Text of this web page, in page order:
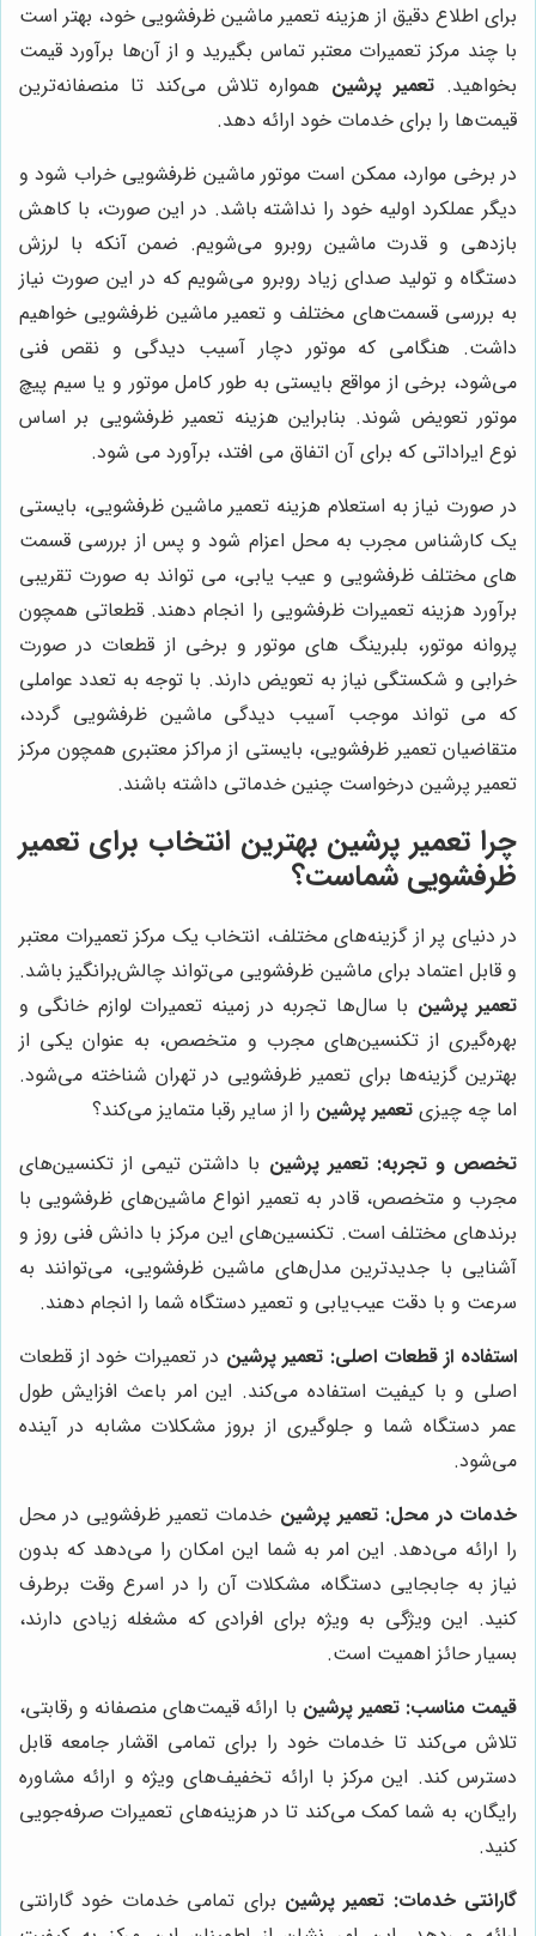
برای اطلاع دقیق از هزینه تعمیر ماشین ظرفشویی خود، بهتر است
با چند مرکز تعمیرات معتبر تماس بگیرید و از آن‌ها برآورد قیمت
بخواهید. تعمیر پرشین همواره تلاش می‌کند تا منصفانه‌ترین
قیمت‌ها را برای خدمات خود ارائه دهد.
در برخی موارد، ممکن است موتور ماشین ظرفشویی خراب شود و
دیگر عملکرد اولیه خود را نداشته باشد. در این صورت، با کاهش
بازدهی و قدرت ماشین روبرو می‌شویم. ضمن آنکه با لرزش
دستگاه و تولید صدای زیاد روبرو می‌شویم که در این صورت نیاز
به بررسی قسمت‌های مختلف و تعمیر ماشین ظرفشویی خواهیم
داشت. هنگامی که موتور دچار آسیب دیدگی و نقص فنی
می‌شود، برخی از مواقع بایستی به طور کامل موتور و یا سیم پیچ
موتور تعویض شوند. بنابراین هزینه تعمیر ظرفشویی بر اساس
نوع ایراداتی که برای آن اتفاق می افتد، برآورد می شود.
در صورت نیاز به استعلام هزینه تعمیر ماشین ظرفشویی، بایستی
یک کارشناس مجرب به محل اعزام شود و پس از بررسی قسمت
های مختلف ظرفشویی و عیب یابی، می تواند به صورت تقریبی
برآورد هزینه تعمیرات ظرفشویی را انجام دهند. قطعاتی همچون
پروانه موتور، بلبرینگ های موتور و برخی از قطعات در صورت
خرابی و شکستگی نیاز به تعویض دارند. با توجه به تعدد عواملی
که می تواند موجب آسیب دیدگی ماشین ظرفشویی گردد،
متقاضیان تعمیر ظرفشویی، بایستی از مراکز معتبری همچون مرکز
تعمیر پرشین درخواست چنین خدماتی داشته باشند.
چراتعمیر پرشین بهترین انتخاب برای تعمیر
ظرفشویی شماست؟
در دنیای پر از گزینه‌های مختلف، انتخاب یک مرکز تعمیرات معتبر
و قابل اعتماد برای ماشین ظرفشویی می‌تواند چالش‌برانگیز باشد.
تعمیر پرشین با سال‌ها تجربه در زمینه تعمیرات لوازم خانگی و
بهره‌گیری از تکنسین‌های مجرب و متخصص، به عنوان یکی از
بهترین گزینه‌ها برای تعمیر ظرفشویی در تهران شناخته می‌شود.
اما چه چیزی تعمیر پرشین را از سایر رقبا متمایز می‌کند؟
تخصص و تجربه: تعمیر پرشین با داشتن تیمی از تکنسین‌های
مجرب و متخصص، قادر به تعمیر انواع ماشین‌های ظرفشویی با
برندهای مختلف است. تکنسین‌های این مرکز با دانش فنی روز و
آشنایی با جدیدترین مدل‌های ماشین ظرفشویی، می‌توانند به
سرعت و با دقت عیب‌یابی و تعمیر دستگاه شما را انجام دهند.
استفاده از قطعات اصلی: تعمیر پرشین در تعمیرات خود از قطعات
اصلی و با کیفیت استفاده می‌کند. این امر باعث افزایش طول
عمر دستگاه شما و جلوگیری از بروز مشکلات مشابه در آینده
می‌شود.
خدمات در محل: تعمیر پرشین خدمات تعمیر ظرفشویی در محل
را ارائه می‌دهد. این امر به شما این امکان را می‌دهد که بدون
نیاز به جابجایی دستگاه، مشکلات آن را در اسرع وقت برطرف
کنید. این ویژگی به ویژه برای افرادی که مشغله زیادی دارند،
بسیار حائز اهمیت است.
قیمت مناسب: تعمیر پرشین با ارائه قیمت‌های منصفانه و رقابتی،
تلاش می‌کند تا خدمات خود را برای تمامی اقشار جامعه قابل
دسترس کند. این مرکز با ارائه تخفیف‌های ویژه و ارائه مشاوره
رایگان، به شما کمک می‌کند تا در هزینه‌های تعمیرات صرفه‌جویی
کنید.
گارانتی خدمات: تعمیر پرشین برای تمامی خدمات خود گارانتی